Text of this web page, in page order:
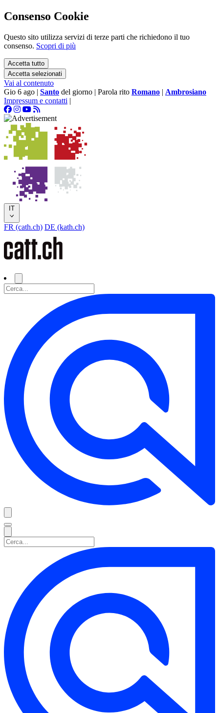
Consenso Cookie
Questo sito utilizza servizi di terze parti che richiedono il tuo
consenso. Scopri di più
Accetta tutto
Accetta selezionati
Vai al contenuto
Gio 6 ago | Santo del giorno | Parola rito Romano | Ambrosiano
Impressum e contatti |
IT
FR (cath.ch) DE (kath.ch)